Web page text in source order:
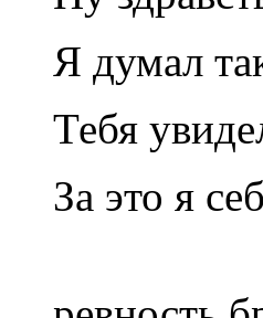
Я думал
Тебя
За это я